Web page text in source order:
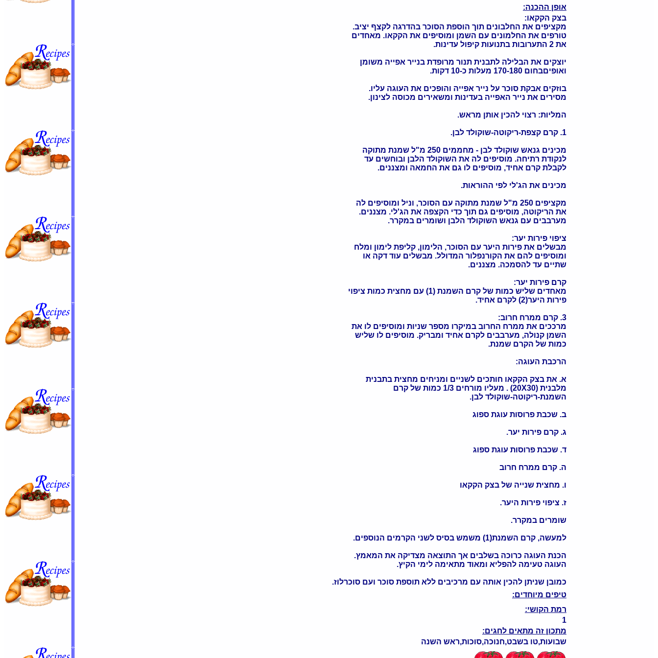
אופן ההכנה:
בצק הקקאו:
מקציפים את החלבונים תוך הוספת הסוכר בהדרגה לקצף יציב.
טורפים את החלמונים עם השמן ומוסיפים את הקקאו. מאחדים
את 2 התערובות בתנועות קיפול עדינות.
יוצקים את הבלילה לתבנית תנור מרופדת בנייר אפייה משומן
ואופיםבחום 170-180 מעלות כ-10 דקות.
בוזקים אבקת סוכר על נייר אפייה והופכים את העוגה עליו.
מסירים את נייר האפייה בעדינות ומשאירים מכוסה לצינון.
המליות: רצוי להכין אותן מראש.
1. קרם קצפת-ריקוטה-שוקולד לבן.
מכינים גנאש שוקולד לבן - מחממים 250 מ"ל שמנת מתוקה
לנקודת רתיחה. מוסיפים לה את השוקולד הלבן ובוחשים עד
לקבלת קרם אחיד, מוסיפים לו גם את החמאה ומצננים.
מכינים את הג'לי לפי ההוראות.
מקציפים 250 מ"ל שמנת מתוקה עם הסוכר, וניל ומוסיפים לה
את הריקוטה, מוסיפים גם תוך כדי הקצפה את הג'לי. מצננים.
מערבבים עם גנאש השוקולד הלבן ושומרים במקרר.
ציפוי פירות יער:
מבשלים את פירות היער עם הסוכר, הלימון, קליפת לימון ומלח
ומוסיפים להם את הקורנפלור המדולל. מבשלים עוד דקה או
שתיים עד להסמכה. מצננים.
קרם פירות יער:
מאחדים שליש כמות של קרם השמנת (1) עם מחצית כמות ציפוי
פירות היער(2) לקרם אחיד.
3. קרם ממרח חרוב:
מרככים את ממרח החרוב במיקרו מספר שניות ומוסיפים לו את
השמן קנולה, מערבבים לקרם אחיד ומבריק. מוסיפים לו שליש
כמות של הקרם שמנת.
הרכבת העוגה:
א. את בצק הקקאו חותכים לשניים ומניחים מחצית בתבנית
מלבנית (20X30) . מעליו מורחים 1/3 כמות של קרם
השמנת-ריקוטה-שוקולד לבן.
ב. שכבת פרוסות עוגת ספוג
ג. קרם פירות יער.
ד. שכבת פרוסות עוגת ספוג
ה. קרם ממרח חרוב
ו. מחצית שנייה של בצק הקקאו
ז. ציפוי פירות היער.
שומרים במקרר.
למעשה, קרם השמנת(1) משמש בסיס לשני הקרמים הנוספים.
הכנת העוגה כרוכה בשלבים אך התוצאה מצדיקה את המאמץ.
העוגה טעימה להפליא ומאוד מתאימה לימי הקיץ.
כמובן שניתן להכין אותה עם מרכיבים ללא תוספת סוכר ועם סוכרלוז.
טיפים מיוחדים:
רמת הקושי:
1
מתכון זה מתאים לחגים:
שבועות,טו בשבט,חנוכה,סוכות,ראש השנה